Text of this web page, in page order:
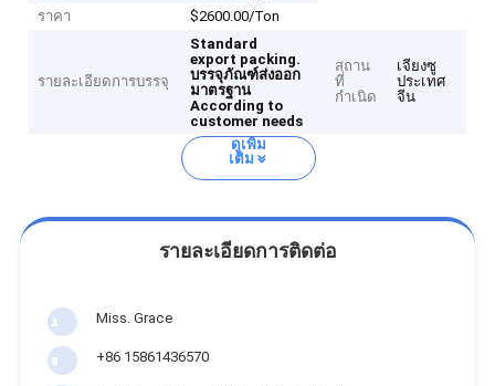
ราคา
$2600.00/Ton
รายละเอียดการบรรจุ
Standard
export packing.
บรรจุภัณฑ์ส่งออก
มาตรฐาน
According to
customer needs
สถาน
ที่
กำเนิด
เจียงซู
ประเทศ
จีน
ดูเพิ่ม
เติม
รายละเอียดการติดต่อ
Miss. Grace
+86 15861436570